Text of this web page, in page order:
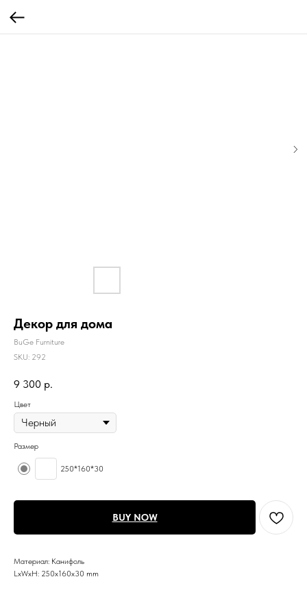
Декор для дома
BuGe Furniture
SKU: 292
9 300 р.
Цвет
Размер
250*160*30
BUY NOW
Материал: Канифоль
LxWxH: 250x160x30 mm